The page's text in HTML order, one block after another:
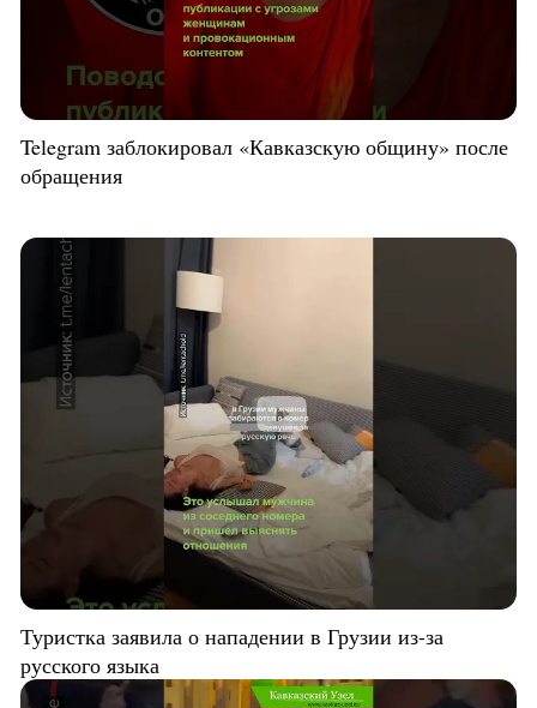
Telegram заблокировал «Кавказскую общину» после
обращения
Туристка заявила о нападении в Грузии из-за
русского языка